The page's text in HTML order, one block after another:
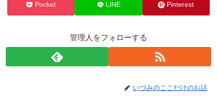
Pocket LINE Pinterest
管理人をフォローする
いづみのここだけのお話